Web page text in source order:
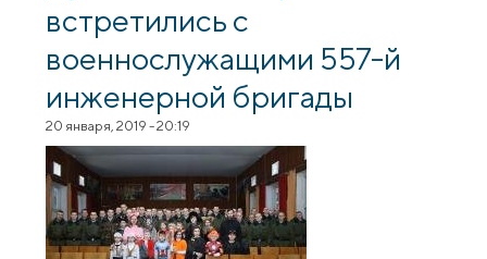
встретились с
военнослужащими 557-й
инженерной бригады
20 января, 2019 - 20:19